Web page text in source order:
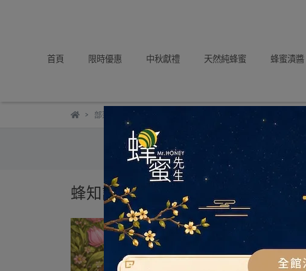
首頁 限時優惠 中秋獻禮 天然純蜂蜜 蜂蜜漬醬
部落格 蜜蜂知識
蜂知識